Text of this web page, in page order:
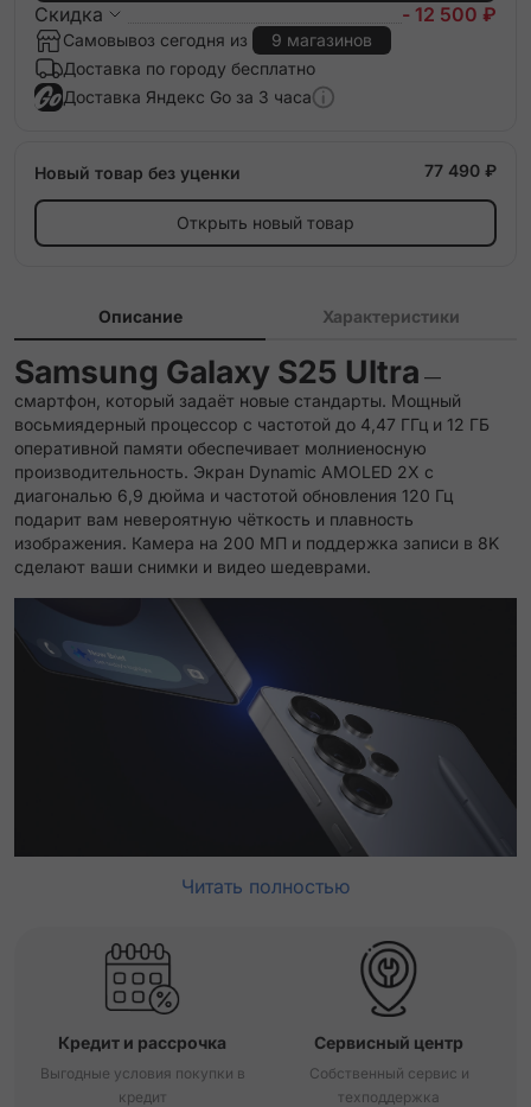
Скидка - 12 500 ₽
Самовывоз сегодня из
9 магазинов
Доставка по городу бесплатно
Доставка Яндекс Go за 3 часа
Новый товар без уценки 77 490 ₽
Открыть новый товар
Описание Характеристики
Samsung Galaxy S25 Ultra —
смартфон, который задаёт новые стандарты. Мощный
восьмиядерный процессор с частотой до 4,47 ГГц и 12 ГБ
оперативной памяти обеспечивает молниеносную
производительность. Экран Dynamic AMOLED 2X с
диагональю 6,9 дюйма и частотой обновления 120 Гц
подарит вам невероятную чёткость и плавность
изображения. Камера на 200 МП и поддержка записи в 8K
сделают ваши снимки и видео шедеврами.
Читать полностью
Кредит и рассрочка
Выгодные условия покупки в
кредит
Сервисный центр
Собственный сервис и
техподдержка